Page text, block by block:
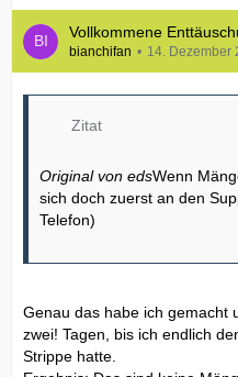
Vollkommene
bianchifan 14. Dezember
Zitat
Original von edsWenn
sich doch zuerst an den
Telefon)
Genau das habe ich gemacht
zwei! Tagen, bis ich endlich
Strippe hatte.